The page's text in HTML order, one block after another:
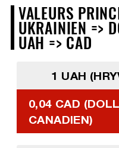
VALEURS
UKRAINIEN =>
UAH => CAD
1 UAH
0,04 CAD
CANADIEN)